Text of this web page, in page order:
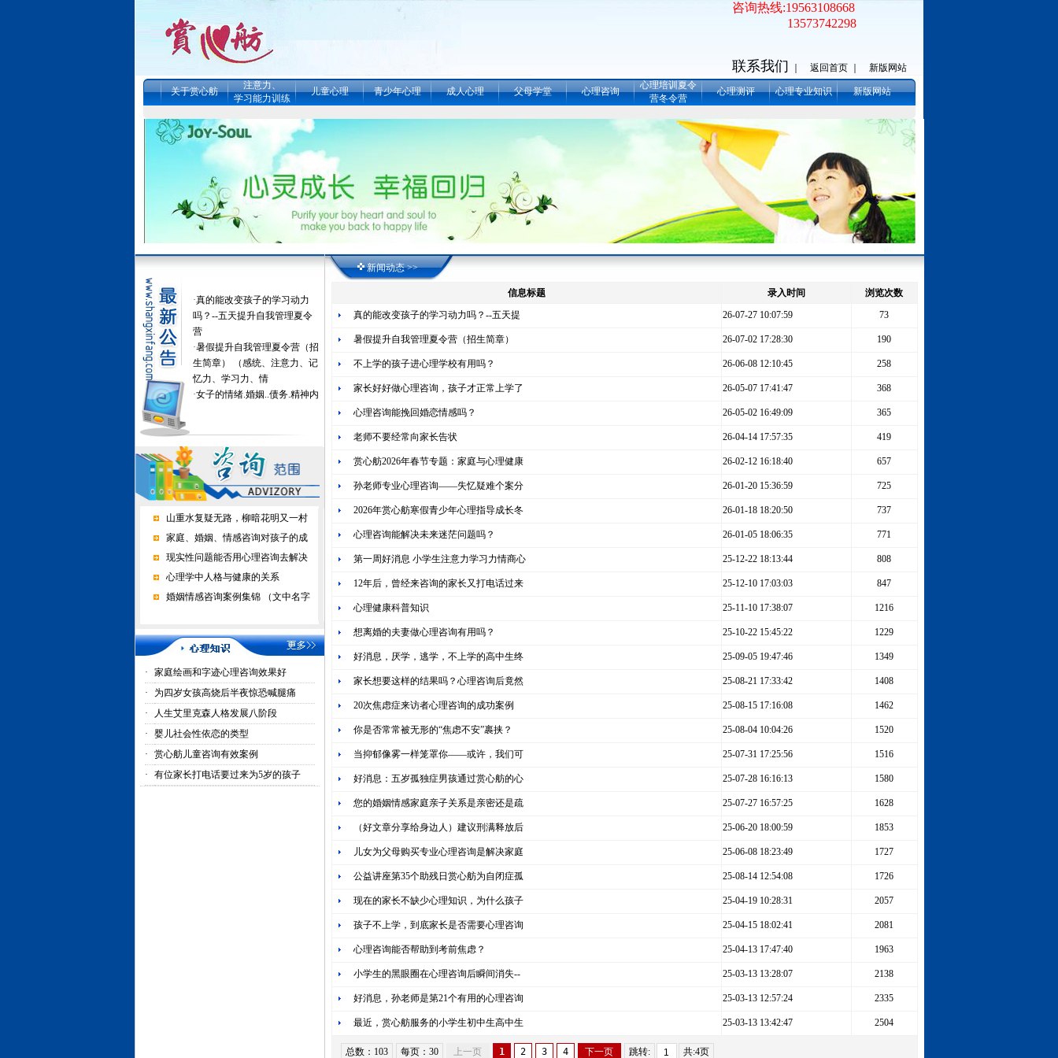
咨询热线:19563108668
13573742298
联系我们 返回首页 ｜ 新版网站
关于赏心舫
注意力、
学习能力训练
儿童心理 青少年心理 成人心理 父母学堂 心理咨询
心理培训夏令
营冬令营
心理测评 心理专业知识 新版网站
吗？--五天提升自我管理夏令
营
·暑假提升自我管理夏令营（招
生简章） （感统、注意力、记
忆力、学习力、情
·女子的情绪.婚姻..债务.精神内
耗.噩梦在深度心理咨询催眠中
·不上学的孩子进心理学校有用
家长好好做心理咨询，孩子才
正常上学了
·心理咨询能挽回婚恋情感吗？
山重水复疑无路，柳暗花明又一村
家庭、婚姻、情感咨询对孩子的成
现实性问题能否用心理咨询去解决
心理学中人格与健康的关系
婚姻情感咨询案例集锦 （文中名字
·
家庭绘画和字迹心理咨询效果好
·
为四岁女孩高烧后半夜惊恐喊腿痛
·
人生艾里克森人格发展八阶段
·
婴儿社会性依恋的类型
·
赏心舫儿童咨询有效案例
·
有位家长打电话要过来为5岁的孩子
新闻动态 >>
信息标题 录入时间
浏览次数
真的能改变孩子的学习动力吗？--五天提
26-07-27 10:07:59 73
暑假提升自我管理夏令营（招生简章） 26-07-02 17:28:30 190
不上学的孩子进心理学校有用吗？ 26-06-08 12:10:45 258
家长好好做心理咨询，孩子才正常上学了 26-05-07 17:41:47 368
心理咨询能挽回婚恋情感吗？ 26-05-02 16:49:09 365
老师不要经常向家长告状 26-04-14 17:57:35 419
赏心舫2026年春节专题：家庭与心理健康 26-02-12 16:18:40 657
孙老师专业心理咨询——失忆疑难个案分 26-01-20 15:36:59 725
2026年赏心舫寒假青少年心理指导成长冬 26-01-18 18:20:50 737
心理咨询能解决未来迷茫问题吗？ 26-01-05 18:06:35 771
第一周好消息 小学生注意力学习力情商心 25-12-22 18:13:44 808
12年后，曾经来咨询的家长又打电话过来 25-12-10 17:03:03 847
心理健康科普知识 25-11-10 17:38:07 1216
想离婚的夫妻做心理咨询有用吗？ 25-10-22 15:45:22 1229
好消息，厌学，逃学，不上学的高中生终 25-09-05 19:47:46 1349
家长想要这样的结果吗？心理咨询后竟然 25-08-21 17:33:42 1408
20次焦虑症来访者心理咨询的成功案例 25-08-15 17:16:08 1462
你是否常常被无形的“焦虑不安”裹挟？ 25-08-04 10:04:26 1520
当抑郁像雾一样笼罩你——或许，我们可 25-07-31 17:25:56 1516
好消息：五岁孤独症男孩通过赏心舫的心 25-07-28 16:16:13 1580
您的婚姻情感家庭亲子关系是亲密还是疏 25-07-27 16:57:25 1628
（好文章分享给身边人）建议刑满释放后 25-06-20 18:00:59 1853
儿女为父母购买专业心理咨询是解决家庭 25-06-08 18:23:49 1727
公益讲座第35个助残日赏心舫为自闭症孤 25-08-14 12:54:08 1726
现在的家长不缺少心理知识，为什么孩子 25-04-19 10:28:31 2057
孩子不上学，到底家长是否需要心理咨询 25-04-15 18:02:41 2081
心理咨询能否帮助到考前焦虑？ 25-04-13 17:47:40 1963
小学生的黑眼圈在心理咨询后瞬间消失-- 25-03-13 13:28:07 2138
好消息，孙老师是第21个有用的心理咨询 25-03-13 12:57:24 2335
最近，赏心舫服务的小学生初中生高中生 25-03-13 13:42:47 2504
总数：103 每页：30 上一页 1 2 3 4 下一页 跳转: 共:4页